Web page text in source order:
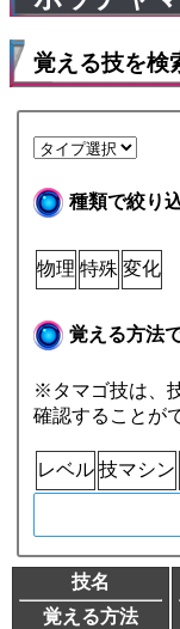
覚える技を検
種類で絞り
物理 特殊 変化
覚える方法
※タマゴ技は、
確認することが
レベル 技マシン
技名
覚える方法